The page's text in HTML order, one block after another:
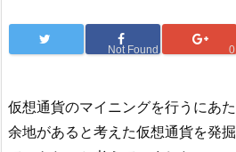
Not Found 0
仮想通貨のマイニングを行うにあ
余地があると考えた仮想通貨を発